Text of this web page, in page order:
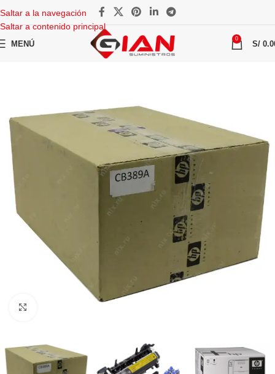
Saltar a la navegación
Saltar a contenido principal
MENÚ
0
S/